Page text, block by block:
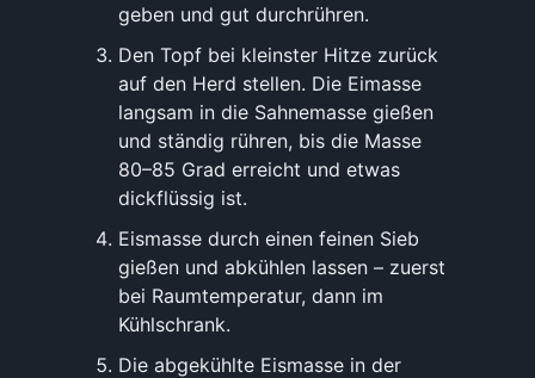
geben und gut durchrühren.
Den Topf bei kleinster Hitze zurück
auf den Herd stellen. Die Eimasse
langsam in die Sahnemasse gießen
und ständig rühren, bis die Masse
80–85 Grad erreicht und etwas
dickflüssig ist.
Eismasse durch einen feinen Sieb
gießen und abkühlen lassen – zuerst
bei Raumtemperatur, dann im
Kühlschrank.
Die abgekühlte Eismasse in der